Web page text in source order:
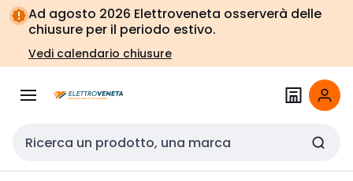
Vai alla
navigazione
Vai
alla
pagina
Ad agosto 2026 Elettroveneta osserverà delle
chiusure per il periodo estivo.
Vedi calendario chiusure
Cerca input